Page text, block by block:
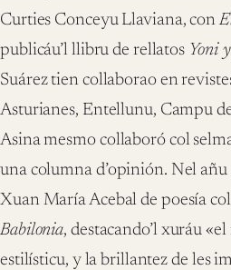
Curties Conceyu Llaviana, con
publicáu’l llibru de rellatos Yoni
Suárez tien collaborao en
Asturianes, Entellunu, Campu
Asina mesmo collaboró col
una columna d’opinión. Nel
Xuan María Acebal de poesía
Babilonia, destacando’l xuráu
estilísticu, y la brillantez de les